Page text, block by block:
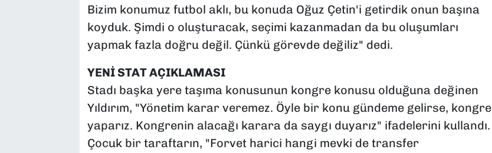
Bizim konumuz futbol aklı, bu konuda Oğuz Çetin'i getirdik onun başına
koyduk. Şimdi o oluşturacak, seçimi kazanmadan da bu oluşumları
yapmak fazla doğru değil. Çünkü görevde değiliz" dedi.
YENİ STAT AÇIKLAMASI
Stadı başka yere taşıma konusunun kongre konusu olduğuna değinen
Yıldırım, "Yönetim karar veremez. Öyle bir konu gündeme gelirse, kongre
yaparız. Kongrenin alacağı karara da saygı duyarız" ifadelerini kullandı.
Çocuk bir taraftarın, "Forvet harici hangi mevki de transfer